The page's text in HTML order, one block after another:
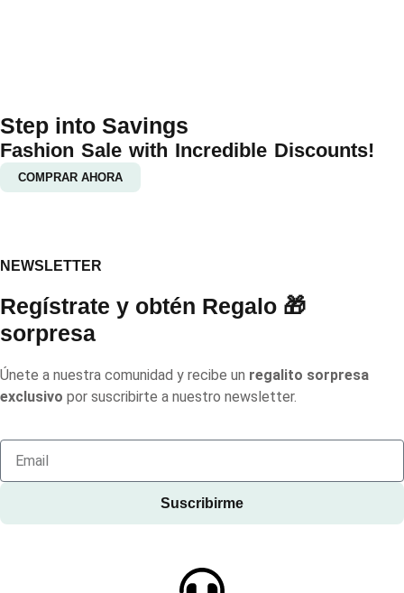
Step into Savings
Fashion Sale with Incredible Discounts!
COMPRAR AHORA
NEWSLETTER
Regístrate y obtén Regalo 🎁
sorpresa
Únete a nuestra comunidad y recibe un regalito sorpresa
exclusivo por suscribirte a nuestro newsletter.
Suscribirme